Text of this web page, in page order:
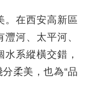
在西安高新區
河、太平河、
系縱橫交錯，
柔美，也為“品